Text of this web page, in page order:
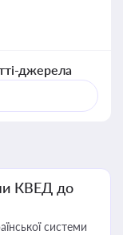
джерела
КВЕД до
системи